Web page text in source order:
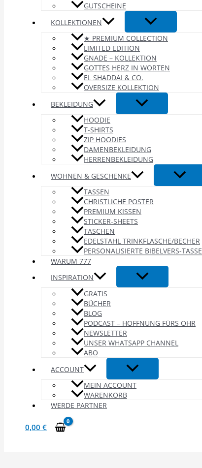
GUTSCHEINE
KOLLEKTIONEN
★ PREMIUM COLLECTION
LIMITED EDITION
GNADE – KOLLEKTION
GOTTES HERZ IN WORTEN
EL SHADDAI & CO.
OVERSIZE KOLLEKTION
BEKLEIDUNG
HOODIE
T-SHIRTS
ZIP HOODIES
DAMENBEKLEIDUNG
HERRENBEKLEIDUNG
WOHNEN & GESCHENKE
TASSEN
CHRISTLICHE POSTER
PREMIUM KISSEN
STICKER-SHEETS
TASCHEN
EDELSTAHL TRINKFLASCHE/BECHER
PERSONALISIERTE BIBELVERS-TASSE
WARUM 777
INSPIRATION
GRATIS
BÜCHER
BLOG
PODCAST – HOFFNUNG FÜRS OHR
NEWSLETTER
UNSER WHATSAPP CHANNEL
ABO
ACCOUNT
MEIN ACCOUNT
WARENKORB
WERDE PARTNER
0,00 €